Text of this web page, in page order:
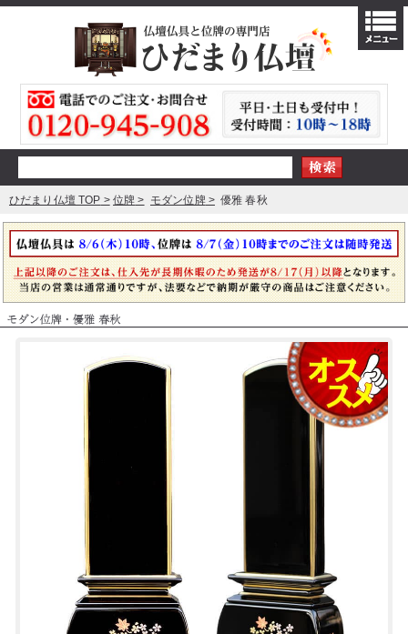
ひだまり仏壇 TOP 位牌 モダン位牌 優雅 春秋